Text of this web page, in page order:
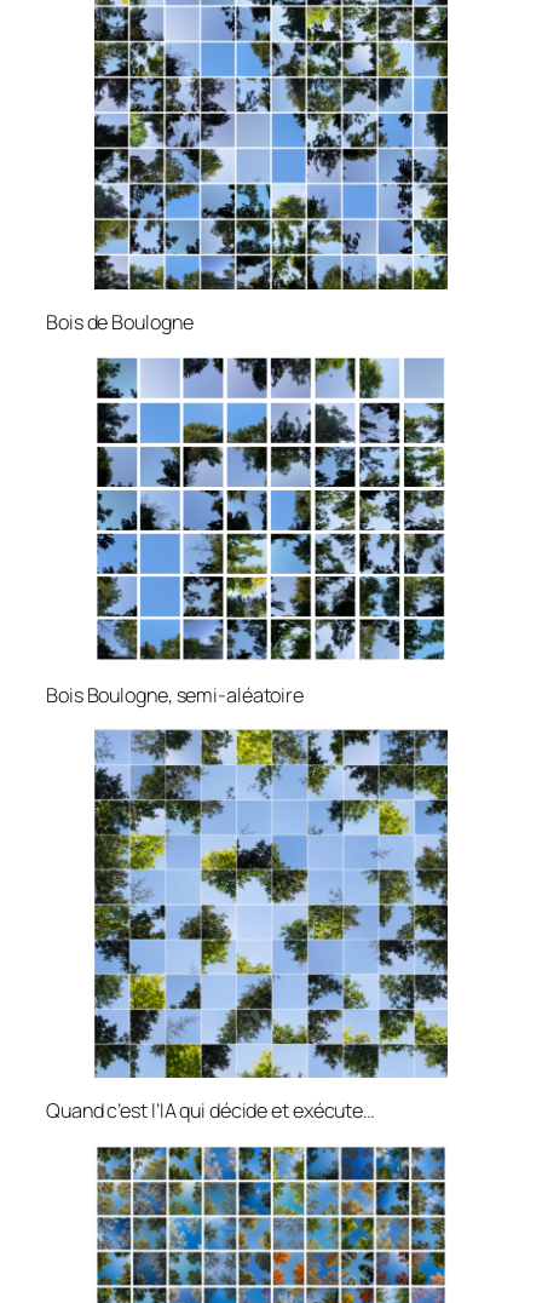
Bois de Boulogne
Bois Boulogne, semi-aléatoire
Quand c’est l’IA qui décide et exécute…